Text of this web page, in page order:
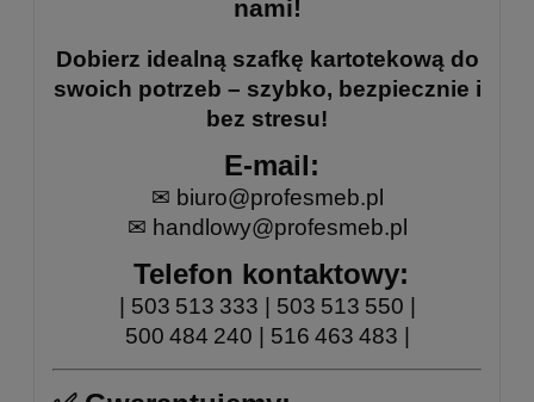
nami!
Dobierz idealną szafkę kartotekową do
swoich potrzeb – szybko, bezpiecznie i
bez stresu!
E-mail:
✉ biuro@profesmeb.pl
✉ handlowy@profesmeb.pl
Telefon kontaktowy:
| 503 513 333 | 503 513 550
500 484 240
516 463 483